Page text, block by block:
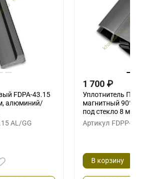
FDPA-43.15
алюминий/
AL/GG
1 700 ₽
Уплотнитель
магнитный 90°,
под стекло 8 мм
Артикул FDPP-
В корзину